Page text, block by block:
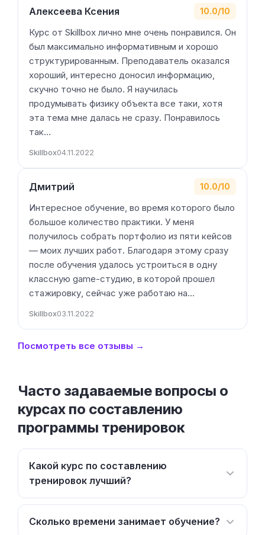
Алексеева Ксения 10.0/10
Курс от Skillbox лично мне очень понравился. Он
был максимально информативным и хорошо
структурированным. Преподаватель оказался
хороший, интересно доносил информацию,
скучно точно не было. Я научилась
продумывать физику объекта все таки, хотя
эта тема мне далась не сразу. Понравилось
так…
Skillbox04.11.2022
Дмитрий 10.0/10
Интересное обучение, во время которого было
большое количество практики. У меня
получилось собрать портфолио из пяти кейсов
— моих лучших работ. Благодаря этому сразу
после обучения удалось устроиться в одну
классную game-студию, в которой прошел
стажировку, сейчас уже работаю на…
Skillbox03.11.2022
Посмотреть все отзывы →
Часто задаваемые вопросы о
курсах по составлению
программы тренировок
Какой курс по составлению
тренировок лучший?
Сколько времени занимает обучение?